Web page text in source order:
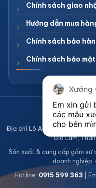
Chính sách giao
Hướng dẫn mua
Chính sách bảo
Chính sách bảo mật
CÔNG TY
Mã số
Địa chỉ Lô A2, Khu sản xuất
Gia Lâm,
Sản xuất & cung cấp gốm
doanh
Hotline: 0915 599 363 |
Em xin gửi
các mẫu
cho bên